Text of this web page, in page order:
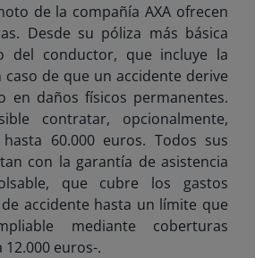
de la compañía AXA ofrecen
Desde su póliza más básica
del conductor, que incluye la
de que un accidente derive
en daños físicos permanentes.
contratar, opcionalmente,
60.000 euros. Todos sus
con la garantía de asistencia
que cubre los gastos
accidente hasta un límite que
mediante coberturas
euros-.